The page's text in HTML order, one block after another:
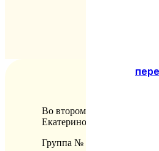
Во втором полугодии
Екатеринодарской
Группа № 4 – с 28.01.2019 г.